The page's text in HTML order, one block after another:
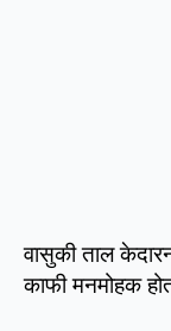
वासुकी ताल
काफी मनमोहक